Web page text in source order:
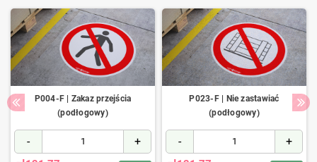
P004-F | Zakaz przejścia
(podłogowy)
- +
P023-F | Nie zastawiać
(podłogowy)
- +